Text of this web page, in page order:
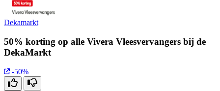
Dekamarkt
50% korting op alle Vivera Vleesvervangers bij de
DekaMarkt
-50%